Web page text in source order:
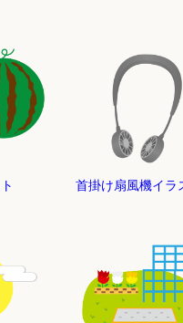
首掛け扇風機イラ